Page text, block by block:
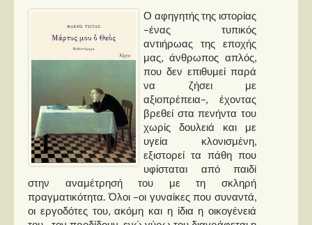
Ο αφηγητής της ιστορίας
–ένας τυπικός
αντιήρωας της εποχής
μας, άνθρωπος απλός,
που δεν επιθυμεί παρά
να ζήσει με
αξιοπρέπεια–, έχοντας
βρεθεί στα πενήντα του
χωρίς δουλειά και με
υγεία κλονισμένη,
εξιστορεί τα πάθη που
υφίσταται από παιδί
στην αναμέτρησή του με τη σκληρή
πραγματικότητα. Όλοι –οι γυναίκες που συναντά,
οι εργοδότες του, ακόμη και η ίδια η οικογένειά